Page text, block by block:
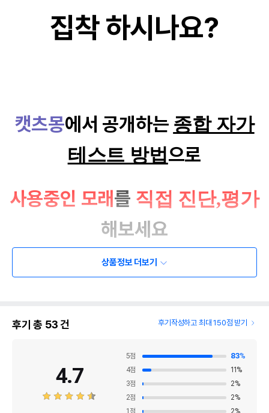
집착 하시나요?
캣츠몽에서 공개하는 종합 자가
테스트 방법으로
사용중인 모래를 직접 진단,평가
해보세요
상품정보 더보기
후기 총 53건 후기작성하고 최대 150점 받기
4.7
5점 83%
4점 11 %
3점 2%
2점 2%
1 점 2%